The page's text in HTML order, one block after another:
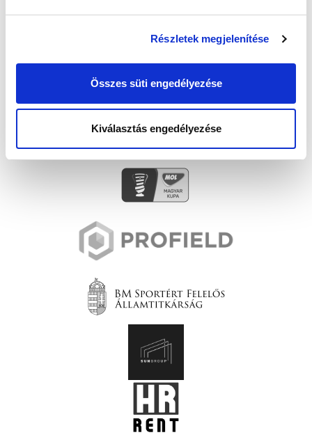
Részletek megjelenítése
Összes süti engedélyezése
Kiválasztás engedélyezése